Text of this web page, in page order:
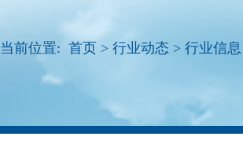
当前位置: 首页 > 行业动态 > 行业信息